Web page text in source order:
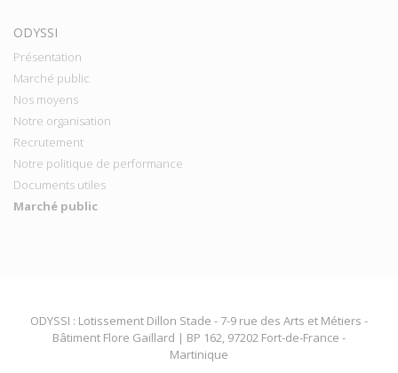
ODYSSI
Présentation
Marché public
Nos moyens
Notre organisation
Recrutement
Notre politique de performance
Documents utiles
Marché public
ODYSSI : Lotissement Dillon Stade - 7-9 rue des Arts et Métiers -
Bâtiment Flore Gaillard | BP 162, 97202 Fort-de-France -
Martinique